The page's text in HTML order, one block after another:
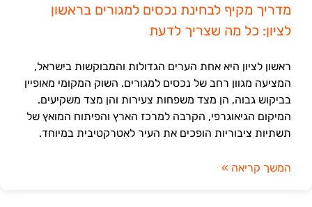
מדריך מקיף לבחינת נכסים למגורים בראשון
לציון: כל מה שצריך לדעת
ראשון לציון היא אחת הערים הגדולות והמבוקשות בישראל,
המציעה מגוון רחב של נכסים למגורים. השוק המקומי מאופיין
בביקוש גבוה, הן מצד משפחות צעירות והן מצד משקיעים.
המיקום הגיאוגרפי, הקרבה למרכז הארץ והפיתוח המואץ של
תשתיות ציבוריות הופכים את העיר לאטרקטיבית במיוחד.
המשך קריאה »